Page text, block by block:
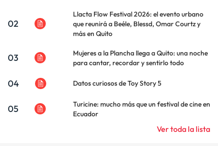
02
Llacta Flow Festival 2026: el evento urbano
que reunirá a Beéle, Blessd, Omar Courtz y
más en Quito
03
Mujeres a la Plancha llega a Quito: una noche
para cantar, recordar y sentirlo todo
04 Datos curiosos de Toy Story 5
05
Turicine: mucho más que un festival de cine en
Ecuador
Ver toda la lista